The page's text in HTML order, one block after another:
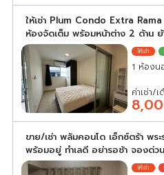
ให้เช่า Plum Condo Extra
ห้องจัดเต็ม พร้อมหน้าต่าง 2 ด้าน ย้
1 ห้องน
ค่าเช่า/
ขาย/เช่า พลัมคอนโด เอ็กซ์ตร้า พ
พร้อมอยู่ ทำเลดี อย่ารอช้า จองด่ว